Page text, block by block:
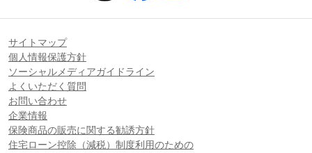
サイトマップ
個人情報保護方針
ソーシャルメディアガイドライン
よくいただく質問
お問い合わせ
企業情報
保険商品の販売に関する勧誘方針
住宅ローン控除（減税）制度利用のための